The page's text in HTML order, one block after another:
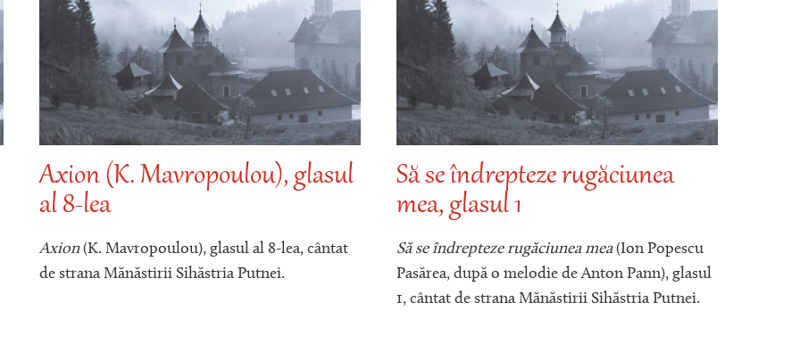
Axion (K. Mavropoulou), glasul
al 8-lea
Axion(K. Mavropoulou), glasul al 8-lea, cântat
de strana Mănăstirii Sihăstria Putnei.
Să se îndrepteze rugăciunea
mea, glasul 1
Să se îndrepteze rugăciunea mea(Ion Popescu
Pasărea, după o melodie de Anton Pann), glasul
1, cântat de strana Mănăstirii Sihăstria Putnei.